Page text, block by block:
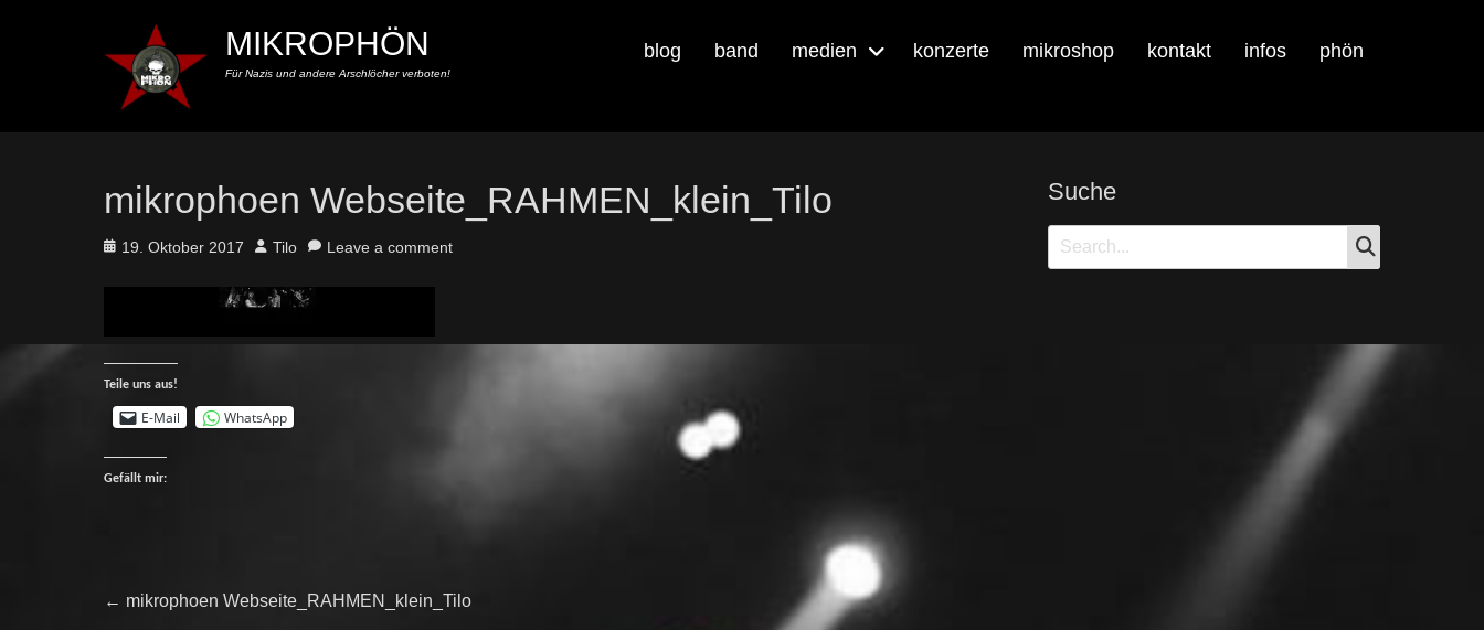
MIKROPHÖN
Für Nazis und andere Arschlöcher verboten!
blog band medien konzerte mikroshop kontakt infos phön
mikrophoen Webseite_RAHMEN_klein_Tilo
Posted
19. Oktober 2017 Author
Tilo Leave a comment
Teile uns aus!
E-Mail WhatsApp
Gefällt mir:
Beitragsnavigation
← Previous
mikrophoen Webseite_RAHMEN_klein_Tilo
Suche
Search
for: